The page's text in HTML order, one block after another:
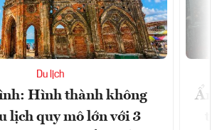
Du lịch
Hình thành không
lịch quy mô lớn với 3
Ẩm